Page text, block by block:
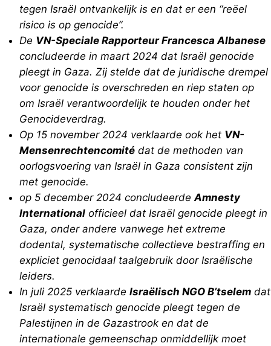
tegen Israël ontvankelijk is en dat er een “reëel
risico is op genocide”.
De VN-Speciale Rapporteur Francesca Albanese
concludeerde in maart 2024 dat Israël genocide
pleegt in Gaza. Zij stelde dat de juridische drempel
voor genocide is overschreden en riep staten op
om Israël verantwoordelijk te houden onder het
Genocideverdrag.
Op 15 november 2024 verklaarde ook het VN-
Mensenrechtencomité dat de methoden van
oorlogsvoering van Israël in Gaza consistent zijn
met genocide.
op 5 december 2024 concludeerdeAmnesty
International officieel dat Israël genocide pleegt in
Gaza, onder andere vanwege het extreme
dodental, systematische collectieve bestraffing en
expliciet genocidaal taalgebruik door Israëlische
leiders.
In juli 2025 verklaarde Israëlisch NGO B’tselem dat
Israël systematisch genocide pleegt tegen de
Palestijnen in de Gazastrook en dat de
internationale gemeenschap onmiddellijk moet